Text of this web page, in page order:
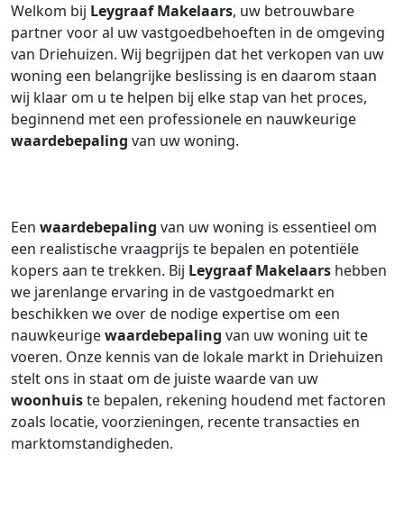
Welkom bij Leygraaf Makelaars, uw betrouwbare
partner voor al uw vastgoedbehoeften in de omgeving
van Driehuizen. Wij begrijpen dat het verkopen van uw
woning een belangrijke beslissing is en daarom staan
wij klaar om u te helpen bij elke stap van het proces,
beginnend met een professionele en nauwkeurige
waardebepaling van uw woning.
Een waardebepaling van uw woning is essentieel om
een realistische vraagprijs te bepalen en potentiële
kopers aan te trekken. Bij Leygraaf Makelaars hebben
we jarenlange ervaring in de vastgoedmarkt en
beschikken we over de nodige expertise om een
nauwkeurigewaardebepaling van uw woning uit te
voeren. Onze kennis van de lokale markt in Driehuizen
stelt ons in staat om de juiste waarde van uw
woonhuiste bepalen, rekening houdend met factoren
zoals locatie, voorzieningen, recente transacties en
marktomstandigheden.